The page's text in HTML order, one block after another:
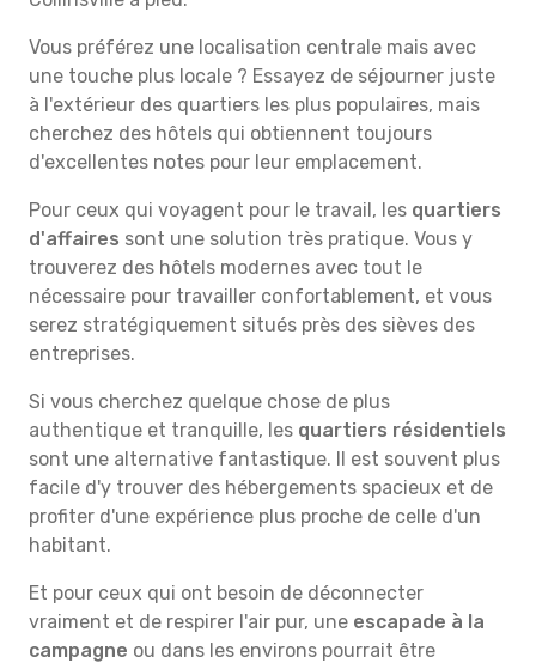
Vous préférez une localisation centrale mais avec
une touche plus locale ? Essayez de séjourner juste
à l'extérieur des quartiers les plus populaires, mais
cherchez des hôtels qui obtiennent toujours
d'excellentes notes pour leur emplacement.
Pour ceux qui voyagent pour le travail, les quartiers
d'affaires sont une solution très pratique. Vous y
trouverez des hôtels modernes avec tout le
nécessaire pour travailler confortablement, et vous
serez stratégiquement situés près des sièves des
entreprises.
Si vous cherchez quelque chose de plus
authentique et tranquille, les quartiers résidentiels
sont une alternative fantastique. Il est souvent plus
facile d'y trouver des hébergements spacieux et de
profiter d'une expérience plus proche de celle d'un
habitant.
Et pour ceux qui ont besoin de déconnecter
vraiment et de respirer l'air pur, une escapade à la
campagne ou dans les environs pourrait être